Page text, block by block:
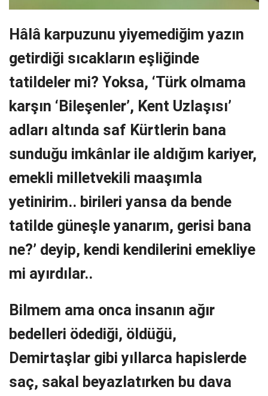
Hâlâ karpuzunu yiyemediğim yazın
getirdiği sıcakların eşliğinde
tatildeler mi? Yoksa, ‘Türk olmama
karşın ‘Bileşenler’, Kent Uzlaşısı’
adları altında saf Kürtlerin bana
sunduğu imkânlar ile aldığım kariyer,
emekli milletvekili maaşımla
yetinirim.. birileri yansa da bende
tatilde güneşle yanarım, gerisi bana
ne?’ deyip, kendi kendilerini emekliye
mi ayırdılar..
Bilmem ama onca insanın ağır
bedelleri ödediği, öldüğü,
Demirtaşlar gibi yıllarca hapislerde
saç, sakal beyazlatırken bu dava